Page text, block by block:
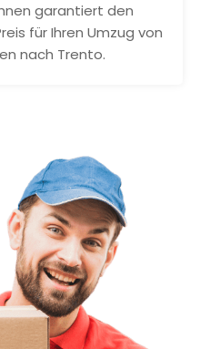
garantiert den
für Ihren Umzug von
nach Trento.